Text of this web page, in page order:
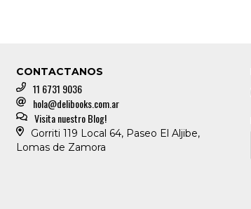
CONTACTANOS
11 6731 9036
hola@delibooks.com.ar
Visita nuestro Blog!
Gorriti 119 Local 64, Paseo El Aljibe,
Lomas de Zamora